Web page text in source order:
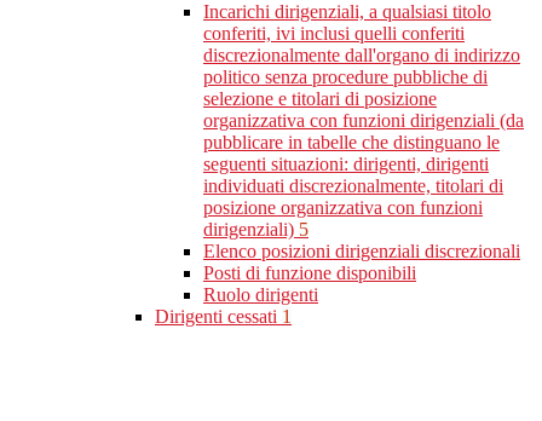
Incarichi dirigenziali, a qualsiasi titolo
conferiti, ivi inclusi quelli conferiti
discrezionalmente dall'organo di indirizzo
politico senza procedure pubbliche di
selezione e titolari di posizione
organizzativa con funzioni dirigenziali (da
pubblicare in tabelle che distinguano le
seguenti situazioni: dirigenti, dirigenti
individuati discrezionalmente, titolari di
posizione organizzativa con funzioni
dirigenziali) 5
Elenco posizioni dirigenziali discrezionali
Posti di funzione disponibili
Ruolo dirigenti
Dirigenti cessati 1